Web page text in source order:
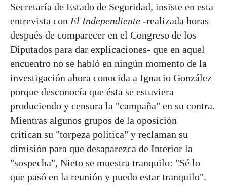
Secretaría de Estado de Seguridad, insiste en esta
entrevista con El Independiente -realizada horas
después de comparecer en el Congreso de los
Diputados para dar explicaciones- que en aquel
encuentro no se habló en ningún momento de la
investigación ahora conocida a Ignacio González
porque desconocía que ésta se estuviera
produciendo y censura la "campaña" en su contra.
Mientras algunos grupos de la oposición
critican su "torpeza política" y reclaman su
dimisión para que desaparezca de Interior la
"sospecha", Nieto se muestra tranquilo: "Sé lo
que pasó en la reunión y puedo estar tranquilo".